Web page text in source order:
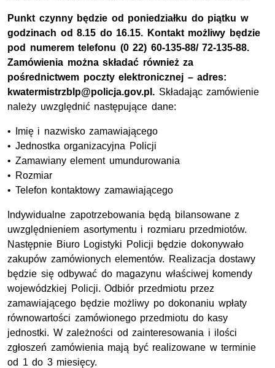
Punkt czynny będzie od poniedziałku do piątku w
godzinach od 8.15 do 16.15. Kontakt możliwy będzie
pod numerem telefonu (0 22) 60-135-88/ 72-135-88.
Zamówienia można składać również za
pośrednictwem poczty elektronicznej – adres:
kwatermistrzblp@policja.gov.pl. Składając zamówienie
należy uwzględnić następujące dane:
• Imię i nazwisko zamawiającego
• Jednostka organizacyjna Policji
• Zamawiany element umundurowania
• Rozmiar
• Telefon kontaktowy zamawiającego
Indywidualne zapotrzebowania będą bilansowane z
uwzględnieniem asortymentu i rozmiaru przedmiotów.
Następnie Biuro Logistyki Policji będzie dokonywało
zakupów zamówionych elementów. Realizacja dostawy
będzie się odbywać do magazynu właściwej komendy
wojewódzkiej Policji. Odbiór przedmiotu przez
zamawiającego będzie możliwy po dokonaniu wpłaty
równowartości zamówionego przedmiotu do kasy
jednostki. W zależności od zainteresowania i ilości
zgłoszeń zamówienia mają być realizowane w terminie
od 1 do 3 miesięcy.